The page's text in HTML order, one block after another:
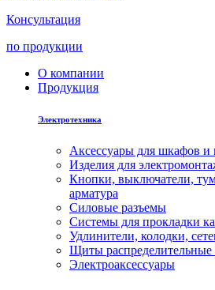
Консультация
по продукции
О компании
Продукция
Электротехника
Аксессуары для шкафов и
Изделия для
Кнопки, выключатели,
арматура
Силовые разъемы
Системы для прокладки
Удлинители, колодки,
Щиты распределительные
Электроаксессуары